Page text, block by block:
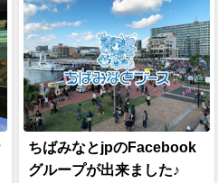
ちばみなとjpのFacebook
グループが出来ました♪